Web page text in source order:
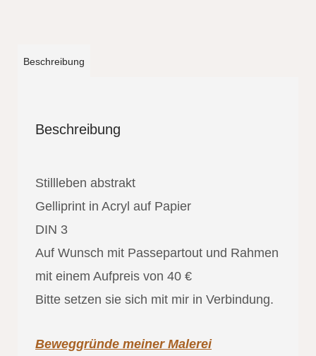
Beschreibung
Beschreibung
Stillleben abstrakt
Gelliprint in Acryl auf Papier
DIN 3
Auf Wunsch mit Passepartout und Rahmen
mit einem Aufpreis von 40 €
Bitte setzen sie sich mit mir in Verbindung.
Beweggründe meiner Malerei